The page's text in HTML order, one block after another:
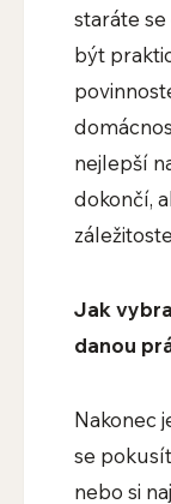
staráte
být
nejlepší
dokončí,
Jak
danou
Nakonec
se
nebo si